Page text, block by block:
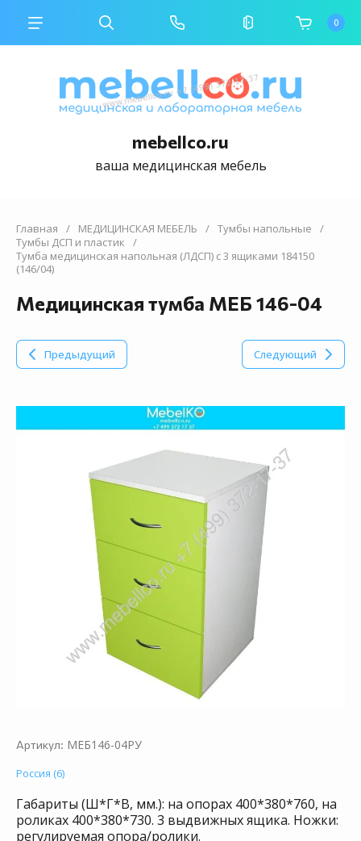
mebellco.ru
ваша медицинская мебель
0
Главная / МЕДИЦИНСКАЯ МЕБЕЛЬ / Тумбы напольные
/
Тумбы ДСП и пластик
/
Тумба медицинская напольная (ЛДСП) с 3 ящиками 184150
(146/04)
Медицинская тумба МЕБ 146-04
Предыдущий Следующий
Артикул: МЕБ146-04РУ
Россия (6)
Габариты (Ш*Г*В, мм.): на опорах 400*380*760, на
роликах 400*380*730. 3 выдвижных ящика. Ножки:
регулируемая опора/ролики.